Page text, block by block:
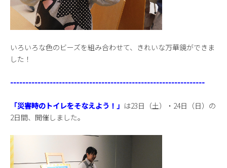
いろいろな色のビーズを組み合わせて、きれいな万華鏡ができま
した！
----------------------------------------------------------------
「災害時のトイレをそなえよう！」 は23日（土）・24日（日）の
2日間、開催しました。